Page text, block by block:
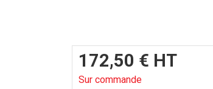
172,50 € HT
Sur commande